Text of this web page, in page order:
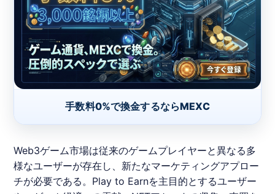
手数料0%で換金するならMEXC
Web3ゲーム市場は従来のゲームプレイヤーと異なる多
様なユーザーが存在し、新たなマーケティングアプロー
チが必要である。Play to Earnを主目的とするユーザー